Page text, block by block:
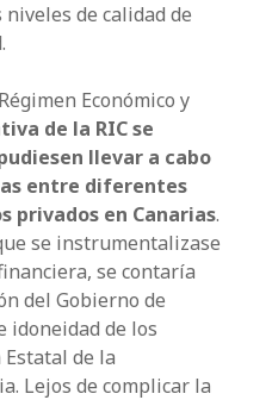
de calidad de
Económico y
de la RIC se
llevar a cabo
entre diferentes
privados en Canarias.
se instrumentalizase
se contaría
del Gobierno de
idoneidad de los
de la
Lejos de complicar la